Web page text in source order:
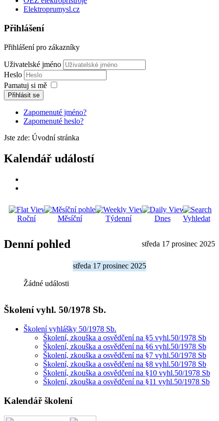
Elektroprumysl.cz
Přihlášení
Přihlášení pro zákazníky
Uživatelské jméno
Heslo
Pamatuj si mě
Přihlásit se
Zapomenuté jméno?
Zapomenuté heslo?
Jste zde: Úvodní stránka
Kalendář událostí
Roční Měsíční Týdenní Dnes Vyhledat
Denní pohled středa 17 prosinec 2025
středa 17 prosinec 2025
Žádné události
Školení vyhl. 50/1978 Sb.
Školení vyhlášky 50/1978 Sb.
Školení, zkouška a osvědčení na §5 vyhl.50/1978 Sb
Školení, zkouška a osvědčení na §6 vyhl.50/1978 Sb
Školení, zkouška a osvědčení na §7 vyhl.50/1978 Sb
Školení, zkouška a osvědčení na §8 vyhl.50/1978 Sb
Školení, zkouška a osvědčení na §10 vyhl.50/1978 Sb
Školení, zkouška a osvědčení na §11 vyhl.50/1978 Sb
Kalendář školení